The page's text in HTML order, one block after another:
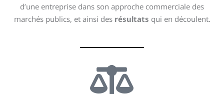
d’une entreprise dans son approche commerciale des
marchés publics, et ainsi des résultats qui en découlent.